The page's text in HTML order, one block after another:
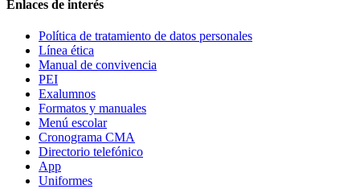
Enlaces de interés
Política de tratamiento de datos personales
Línea ética
Manual de convivencia
PEI
Exalumnos
Formatos y manuales
Menú escolar
Cronograma CMA
Directorio telefónico
App
Uniformes